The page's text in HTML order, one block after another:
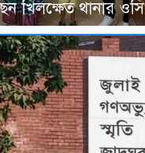
খিলক্ষেত থানার ওসি